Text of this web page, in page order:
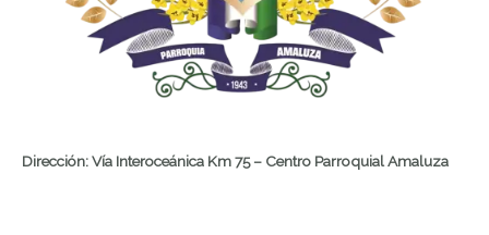
Dirección: Vía Interoceánica Km 75 – Centro Parroquial Amaluza